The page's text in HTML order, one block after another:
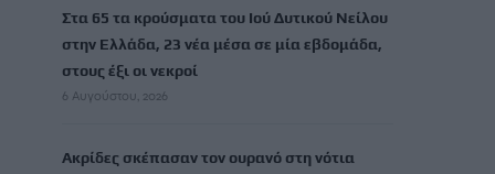
Στα 65 τα κρούσματα του Ιού Δυτικού Νείλου
στην Ελλάδα, 23 νέα μέσα σε μία εβδομάδα,
στους έξι οι νεκροί
6 Αυγούστου, 2026
Ακρίδες σκέπασαν τον ουρανό στη νότια